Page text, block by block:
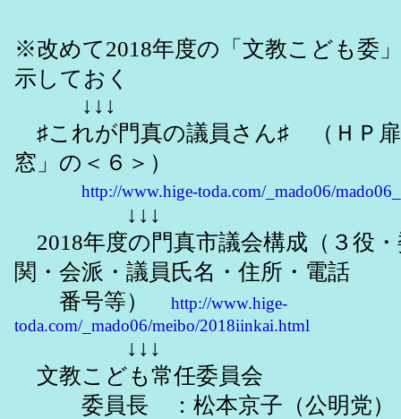
※改めて2018年度の「文教こども委
示しておく
↓↓↓
♯これが門真の議員さん♯ （ＨＰ扉
窓」の＜６＞）
http://www.hige-toda.com/_mado06/
↓↓↓
2018年度の門真市議会構成（３役
関・会派・議員氏名・住所・電話
番号等）
http://www.hige-
toda.com/_mado06/meibo/2018iinkai.html
↓↓↓
文教こども常任委員会
委員長 ：松本京子（公明党）